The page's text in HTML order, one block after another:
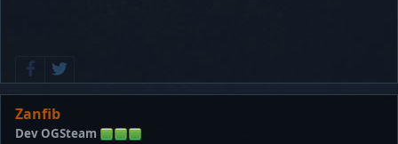
Zanfib
Dev OGSteam